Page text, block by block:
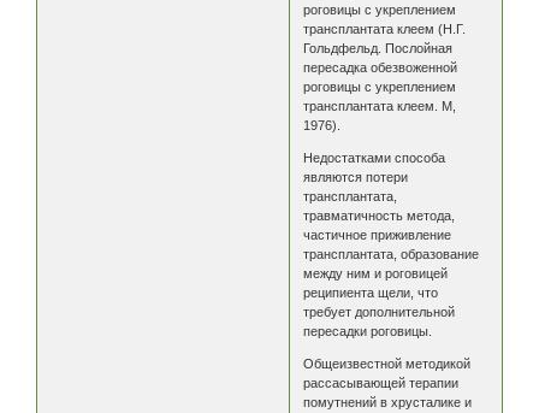
роговицы с укреплением
трансплантата клеем (Н.Г.
Гольдфельд. Послойная
пересадка обезвоженной
роговицы с укреплением
трансплантата клеем. М,
1976).
Недостатками способа
являются потери
трансплантата,
травматичность метода,
частичное приживление
трансплантата, образование
между ним и роговицей
реципиента щели, что
требует дополнительной
пересадки роговицы.
Общеизвестной методикой
рассасывающей терапии
помутнений в хрусталике и